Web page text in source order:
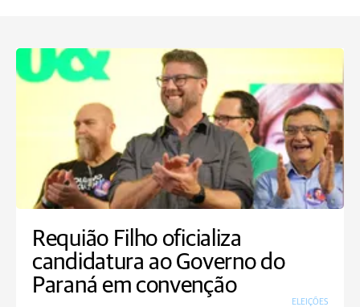
Requião Filho oficializa
candidatura ao Governo do
Paraná em convenção
ELEIÇÕES